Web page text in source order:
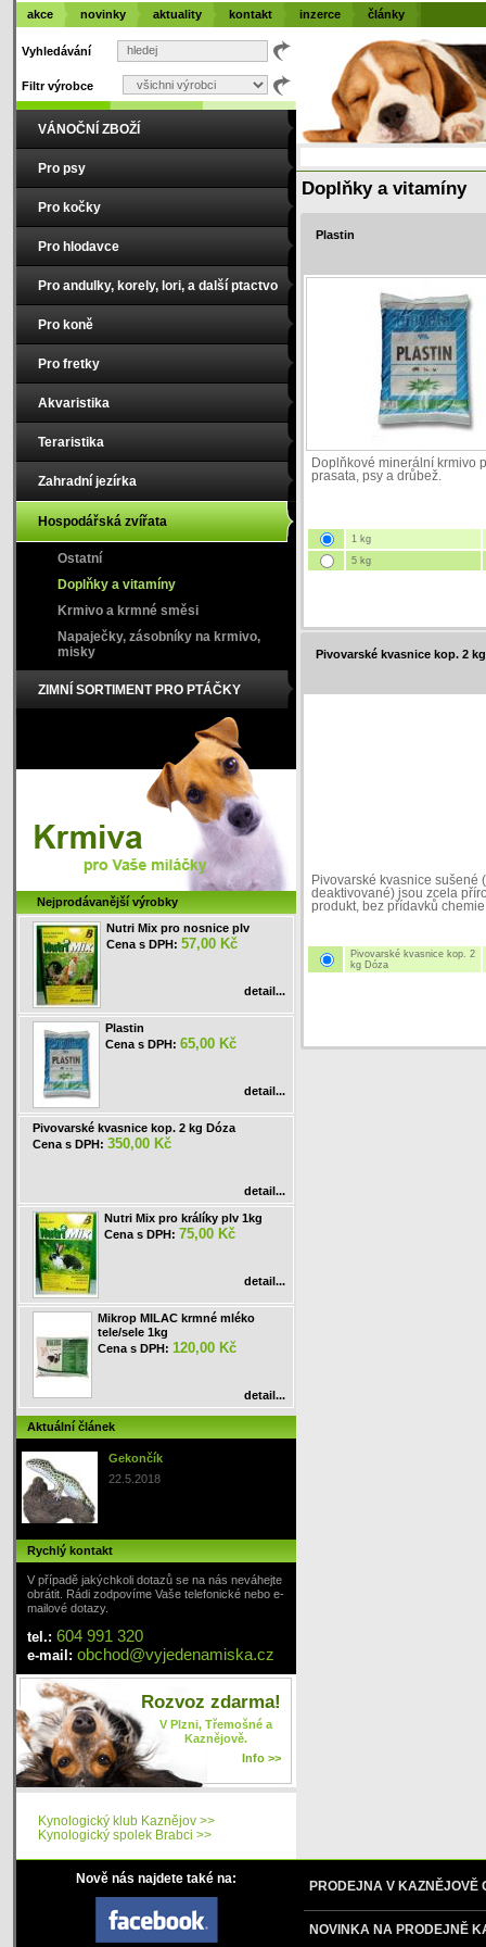
Doplňky a vitamíny
Plastin
Doplňkové minerální krmivo
prasata, psy a drůbež.
1 kg
5 kg
Pivovarské kvasnice kop. 2
Pivovarské kvasnice sušené
deaktivované) jsou zcela
produkt, bez přídavků
Pivovarské kvasnice kop. 2
kg Dóza
Vyhledávání
Filtr výrobce
VÁNOČNÍ ZBOŽÍ
Pro psy
Pro kočky
Pro hlodavce
Pro andulky, korely, lori, a další ptactvo
Pro koně
Pro fretky
Akvaristika
Teraristika
Zahradní jezírka
Hospodářská zvířata
Ostatní
Doplňky a vitamíny
Krmivo a krmné směsi
Napaječky, zásobníky na krmivo,
misky
ZIMNÍ SORTIMENT PRO PTÁČKY
Nejprodávanější výrobky
Nutri Mix pro nosnice plv
Cena s DPH: 57,00 Kč
detail...
Plastin
Cena s DPH: 65,00 Kč
detail...
Pivovarské kvasnice kop. 2 kg Dóza
Cena s DPH: 350,00 Kč
detail...
Nutri Mix pro králíky plv 1kg
Cena s DPH: 75,00 Kč
detail...
Mikrop MILAC krmné mléko
tele/sele 1kg
Cena s DPH: 120,00 Kč
detail...
Aktuální článek
Gekončík
22.5.2018
Rychlý kontakt
V případě jakýchkoli dotazů se na nás neváhejte
obrátit. Rádi zodpovíme Vaše telefonické nebo e-
mailové dotazy.
tel.: 604 991 320
e-mail: obchod@vyjedenamiska.cz
Rozvoz zdarma!
V Plzni, Třemošné a
Kaznějově.
Info >>
Kynologický klub Kaznějov >>
Kynologický spolek Brabci >>
Nově nás najdete také na: PRODEJNA V KAZNĚJOVĚ
NOVINKA NA PRODEJNĚ
akce novinky aktuality kontakt inzerce články